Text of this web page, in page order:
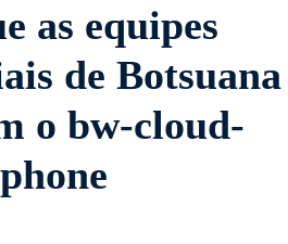
as equipes
de Botsuana
o bw-cloud-
phone